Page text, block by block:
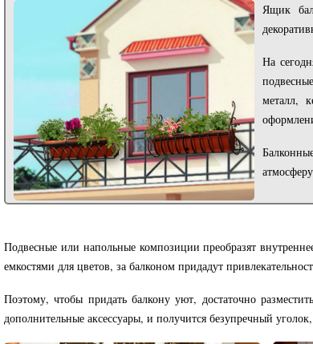
Ящик
На
металл,
Подвесные или напольные композиции преобразят
емкостями для цветов, за балконом придадут
Поэтому, чтобы придать балкону уют, достаточно
дополнительные аксессуары, и получится безупречный